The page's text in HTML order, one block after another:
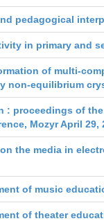
pedagogical
in primary and
of multi-
non-equilibrium
: proceedings of
Mozyr April 29,
the media in
of music
of theater